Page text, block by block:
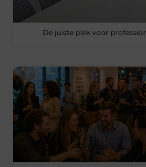
De juiste plek voor